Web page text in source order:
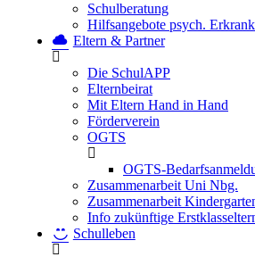
Schulberatung
Hilfsangebote psych.
Eltern & Partner
Die SchulAPP
Elternbeirat
Mit Eltern Hand in Hand
Förderverein
OGTS
OGTS-
Zusammenarbeit Uni Nbg.
Zusammenarbeit
Info zukünftige
Schulleben